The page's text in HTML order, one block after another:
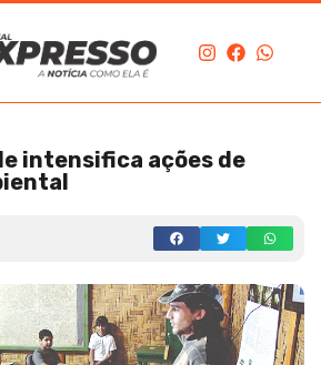
intensifica ações de